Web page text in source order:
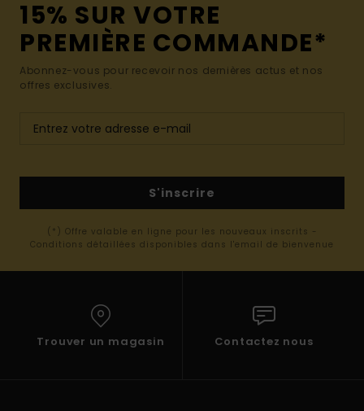
15% SUR VOTRE
PREMIÈRE COMMANDE*
Abonnez-vous pour recevoir nos dernières actus et nos
offres exclusives.
S'inscrire
(*) Offre valable en ligne pour les nouveaux inscrits -
Conditions détaillées disponibles dans l'email de bienvenue
Trouver un magasin Contactez nous